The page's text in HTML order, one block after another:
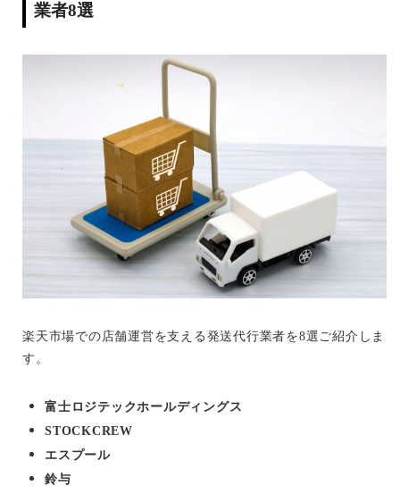
業者8選
楽天市場での店舗運営を支える発送代行業者を8選ご紹介しま
す。
富士ロジテックホールディングス
STOCKCREW
エスプール
鈴与